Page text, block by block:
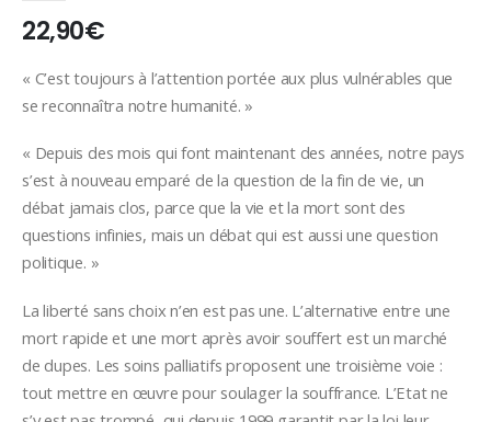
22,90€
« C’est toujours à l’attention portée aux plus vulnérables que
se reconnaîtra notre humanité. »
« Depuis des mois qui font maintenant des années, notre pays
s’est à nouveau emparé de la question de la fin de vie, un
débat jamais clos, parce que la vie et la mort sont des
questions infinies, mais un débat qui est aussi une question
politique. »
La liberté sans choix n’en est pas une. L’alternative entre une
mort rapide et une mort après avoir souffert est un marché
de dupes. Les soins palliatifs proposent une troisième voie :
tout mettre en œuvre pour soulager la souffrance. L’Etat ne